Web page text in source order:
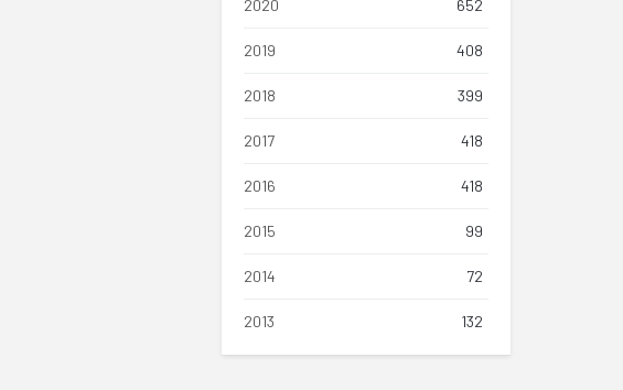
2020 652
2019 408
2018 399
2017 418
2016 418
2015 99
2014 72
2013 132